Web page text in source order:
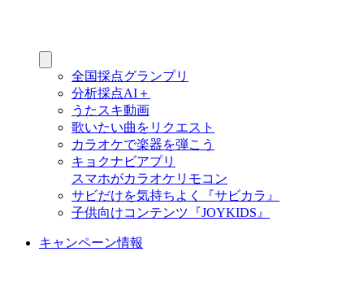
全国採点グランプリ
分析採点AI＋
うたスキ動画
歌いたい曲をリクエスト
カラオケで楽器を弾こう
キョクナビアプリ
スマホがカラオケリモコン
サビだけを気持ちよく『サビカラ』
子供向けコンテンツ『JOYKIDS』
キャンペーン情報